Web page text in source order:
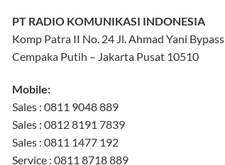
PT RADIO KOMUNIKASI INDONESIA
Komp Patra II No. 24 Jl. Ahmad Yani Bypass
Cempaka Putih – Jakarta Pusat 10510
Mobile:
Sales : 0811 9048 889
Sales : 0812 8191 7839
Sales : 0811 1477 192
Service : 0811 8718 889